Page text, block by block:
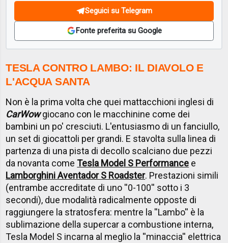
Seguici su Telegram
Fonte preferita su Google
TESLA CONTRO LAMBO: IL DIAVOLO E
L'ACQUA SANTA
Non è la prima volta che quei mattacchioni inglesi di
CarWowgiocano con le macchinine come dei
bambini un po' cresciuti. L'entusiasmo di un fanciullo,
un set di giocattoli per grandi. E stavolta sulla linea di
partenza di una pista di decollo scalciano due pezzi
da novanta comeTesla Model S Performance e
Lamborghini Aventador S Roadster. Prestazioni simili
(entrambe accreditate di uno ''0-100'' sotto i 3
secondi), due modalità radicalmente opposte di
raggiungere la stratosfera: mentre la ''Lambo'' è la
sublimazione della supercar a combustione interna,
Tesla Model S incarna al meglio la ''minaccia'' elettrica